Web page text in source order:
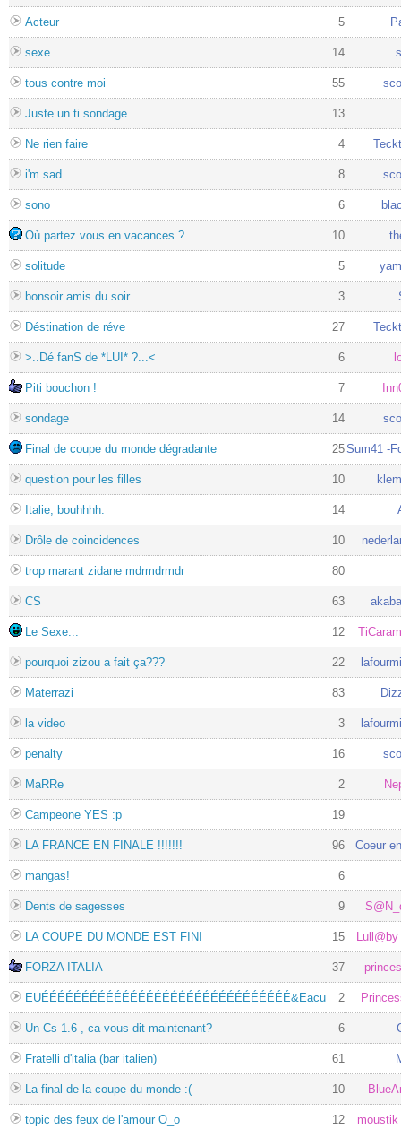
Acteur 5
sexe 14
tous contre moi 55
Juste un ti sondage 13
Ne rien faire 4
i'm sad 8
sono 6
Où partez vous en vacances ? 10
solitude 5
bonsoir amis du soir 3
Déstination de réve 27
>..Dé fanS de *LUI* ?...< 6
Piti bouchon ! 7
sondage 14
Final de coupe du monde dégradante 25Sum41 -
question pour les filles 10
Italie, bouhhhh. 14
Drôle de coincidences 10
trop marant zidane mdrmdrmdr 80
CS 63
Le Sexe... 12
pourquoi zizou a fait ça??? 22
Materrazi 83
la video 3
penalty 16
MaRRe 2
Campeone YES :p 19
LA FRANCE EN FINALE !!!!!!! 96 Coeur
mangas! 6
Dents de sagesses 9
LA COUPE DU MONDE EST FINI 15
FORZA ITALIA 37
EUÉÉÉÉÉÉÉÉÉÉÉÉÉÉÉÉÉÉÉÉÉÉÉÉÉÉÉÉÉÉÉ&Eacu 2
Un Cs 1.6 , ca vous dit maintenant? 6
Fratelli d'italia (bar italien) 61
La final de la coupe du monde :( 10
topic des feux de l'amour O_o 12 moustik